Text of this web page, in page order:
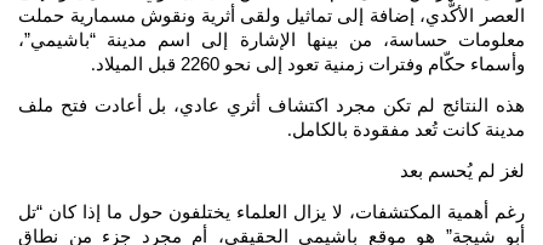
العصر الأكّدي، إضافة إلى تماثيل ولقى أثرية ونقوش مسمارية حملت
معلومات حساسة، من بينها الإشارة إلى اسم مدينة “باشيمي”،
وأسماء حكّام وفترات زمنية تعود إلى نحو 2260 قبل الميلاد
.
هذه النتائج لم تكن مجرد اكتشاف أثري عادي، بل أعادت فتح ملف
مدينة كانت تُعد مفقودة بالكامل.
لغز لم يُحسم بعد
رغم أهمية المكتشفات، لا يزال العلماء يختلفون حول ما إذا كان “تل
أبو شيجة” هو موقع باشيمي الحقيقي، أم مجرد جزء من نطاق